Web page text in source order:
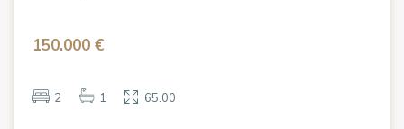
150.000 €
2 1 65.00